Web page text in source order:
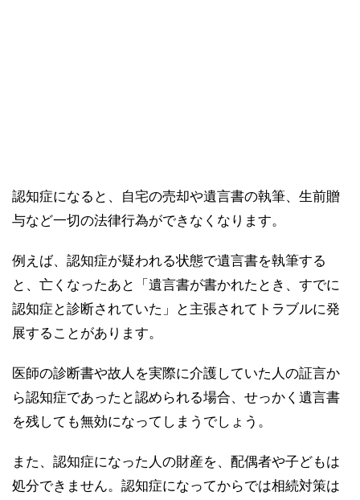
認知症になると、自宅の売却や遺言書の執筆、生前贈
与など一切の法律行為ができなくなります。
例えば、認知症が疑われる状態で遺言書を執筆する
と、亡くなったあと「遺言書が書かれたとき、すでに
認知症と診断されていた」と主張されてトラブルに発
展することがあります。
医師の診断書や故人を実際に介護していた人の証言か
ら認知症であったと認められる場合、せっかく遺言書
を残しても無効になってしまうでしょう。
また、認知症になった人の財産を、配偶者や子どもは
処分できません。認知症になってからでは相続対策は